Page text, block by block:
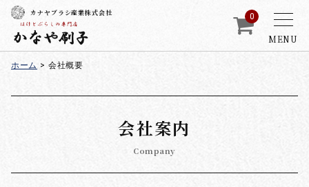
MENU
カナヤブラシ産業株式会社 0
ホーム > 会社概要
会社案内
Company